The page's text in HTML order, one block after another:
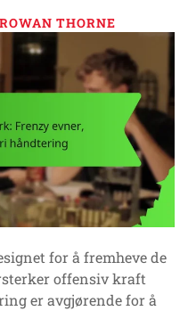
ROWAN THORNE
for å fremheve de
offensiv kraft
er avgjørende for å